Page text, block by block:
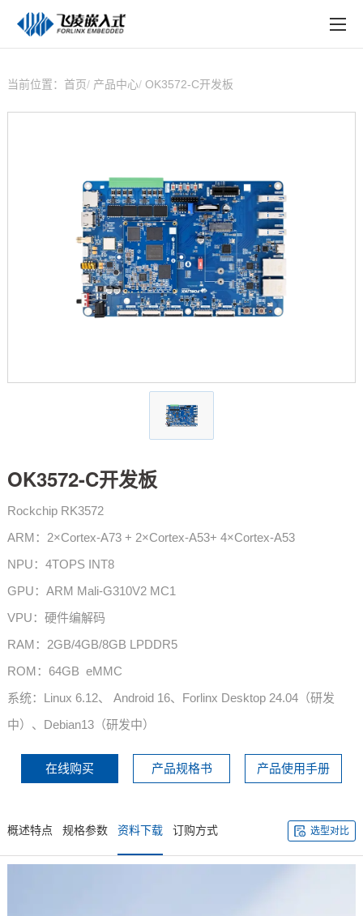
在线购买
当前位置： 首页 产品中心 OK3572-C开发板
OK3572-C开发板
Rockchip RK3572
ARM：2×Cortex-A73 + 2×Cortex-A53+ 4×Cortex-A53
NPU：4TOPS INT8
GPU：ARM Mali-G310V2 MC1
VPU：硬件编解码
RAM：2GB/4GB/8GB LPDDR5
ROM：64GB eMMC
系统：Linux 6.12、 Android 16、Forlinx Desktop 24.04（研发
中）、Debian13（研发中）
在线购买 产品规格书 产品使用手册
概述特点 规格参数 资料下载 订购方式 选型对比